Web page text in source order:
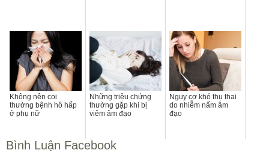
Không nên coi
thường bệnh hô hấp
ở phụ nữ
Những triệu chứng
thường gặp khi bị
viêm âm đạo
Nguy cơ khó thụ thai
do nhiễm nấm âm
đạo
Bình Luận Facebook